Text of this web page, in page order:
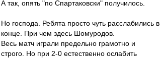
А так, опять "по Спартаковски" получилось.
Но господа. Ребята просто чуть расслабились в
конце. При чем здесь Шомуродов.
Весь матч играли предельно грамотно и
строго. Но при 2-0 естественно ослабить